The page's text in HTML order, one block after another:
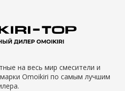
на весь мир смесители и
Omoikiri по самым лучшим